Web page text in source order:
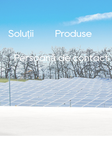
Soluții Produse
Persoană de contact